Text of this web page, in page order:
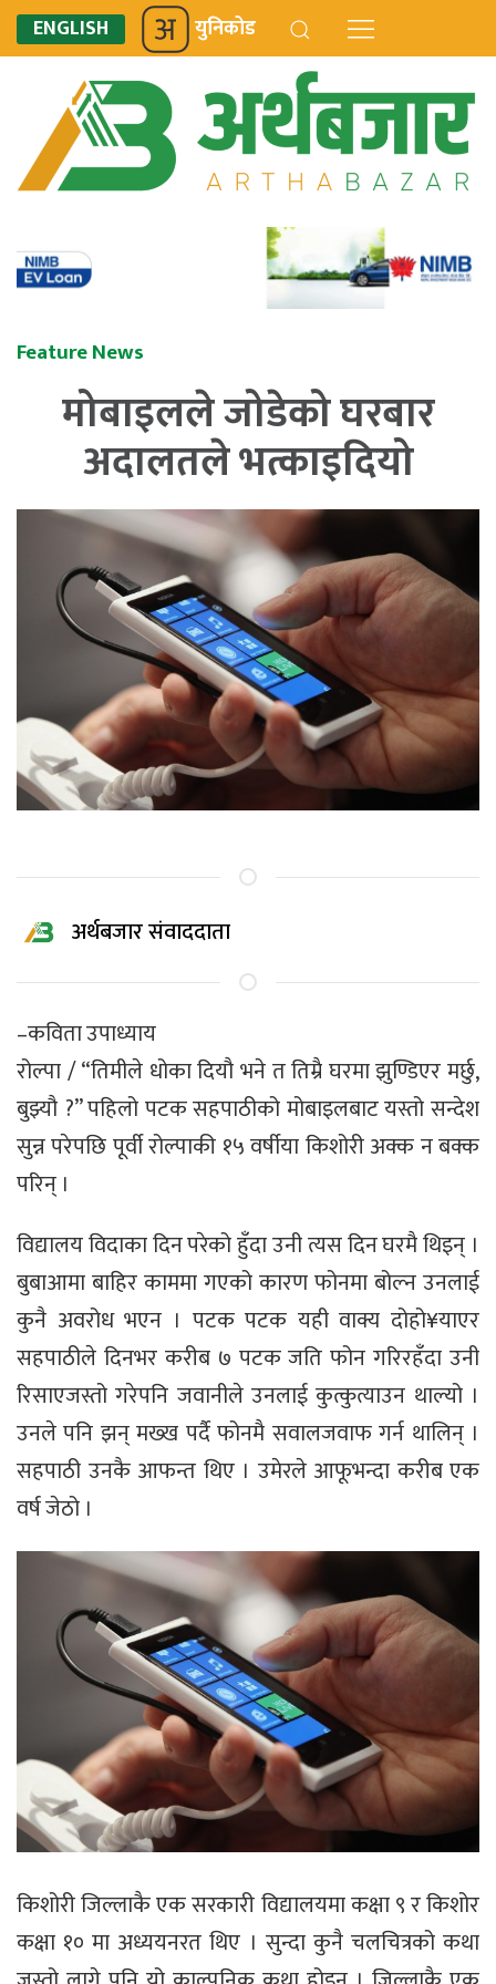
ENGLISH युनिकोड
Feature News
मोबाइलले जोडेको घरबार
अदालतले भत्काइदियो
अर्थबजार संवाददाता
–कविता उपाध्याय
रोल्पा / “तिमीले धोका दियौ भने त तिम्रै घरमा झुण्डिएर मर्छु,
बुझ्यौ ?” पहिलो पटक सहपाठीको मोबाइलबाट यस्तो सन्देश
सुन्न परेपछि पूर्वी रोल्पाकी १५ वर्षीया किशोरी अक्क न बक्क
परिन् ।
विद्यालय विदाका दिन परेको हुँदा उनी त्यस दिन घरमै थिइन् ।
बुबाआमा बाहिर काममा गएको कारण फोनमा बोल्न उनलाई
कुनै अवरोध भएन । पटक पटक यही वाक्य दोहो¥याएर
सहपाठीले दिनभर करीब ७ पटक जति फोन गरिरहँदा उनी
रिसाएजस्तो गरेपनि जवानीले उनलाई कुत्कुत्याउन थाल्यो ।
उनले पनि झन् मख्ख पर्दै फोनमै सवालजवाफ गर्न थालिन् ।
सहपाठी उनकै आफन्त थिए । उमेरले आफूभन्दा करीब एक
वर्ष जेठो ।
किशोरी जिल्लाकै एक सरकारी विद्यालयमा कक्षा ९ र किशोर
कक्षा १० मा अध्ययनरत थिए । सुन्दा कुनै चलचित्रको कथा